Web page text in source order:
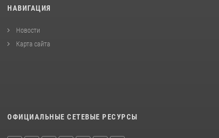
НАВИГАЦИЯ
Новости
Карта сайта
ОФИЦИАЛЬНЫЕ СЕТЕВЫЕ РЕСУРСЫ